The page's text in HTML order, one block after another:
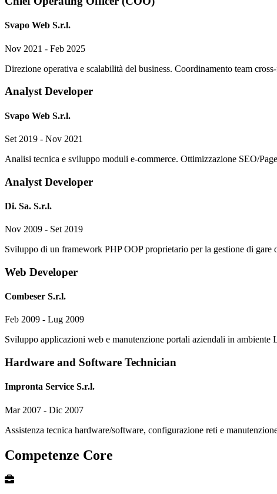
Svapo Web S.r.l.
Nov 2021 - Feb 2025
Direzione operativa e scalabilità del business. Coordinamento team
Analyst Developer
Svapo Web S.r.l.
Set 2019 - Nov 2021
Analisi tecnica e sviluppo moduli e-commerce. Ottimizzazione SEO/
Analyst Developer
Di. Sa. S.r.l.
Nov 2009 - Set 2019
Sviluppo di un framework PHP OOP proprietario per la gestione di gare
Web Developer
Combeser S.r.l.
Feb 2009 - Lug 2009
Sviluppo applicazioni web e manutenzione portali aziendali in ambiente
Hardware and Software Technician
Impronta Service S.r.l.
Mar 2007 - Dic 2007
Assistenza tecnica hardware/software, configurazione reti e
Competenze Core